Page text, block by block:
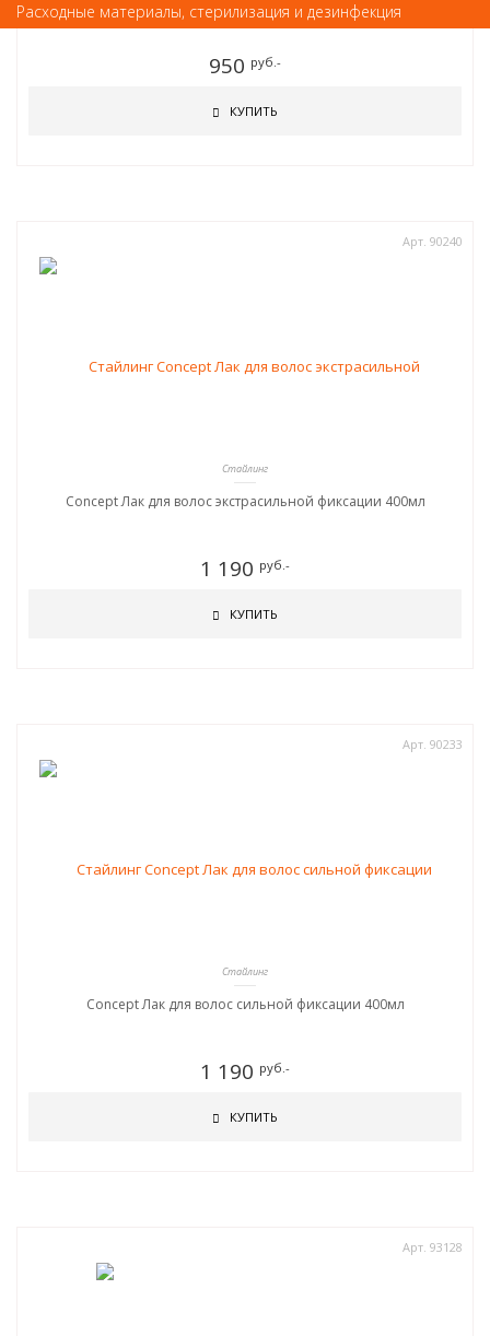
950 руб.-
КУПИТЬ
Арт. 90240
Стайлинг
Concept Лак для волос экстрасильной фиксации 400мл
1 190 руб.-
КУПИТЬ
Арт. 90233
Стайлинг
Concept Лак для волос сильной фиксации 400мл
1 190 руб.-
КУПИТЬ
Арт. 93128
Расходные материалы, стерилизация и дезинфекция